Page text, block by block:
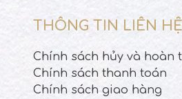
THÔNG TIN LIÊN HỆ
Chính sách hủy và hoàn
Chính sách thanh toán
Chính sách giao hàng